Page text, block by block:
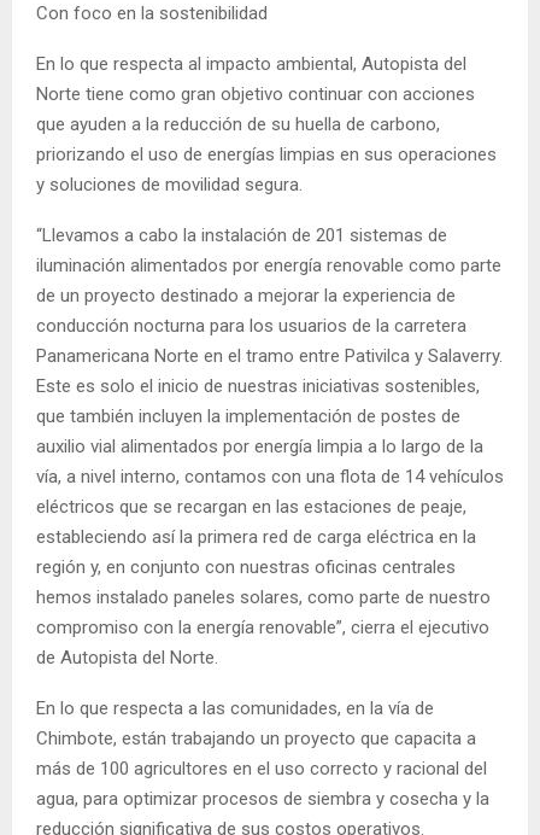
Con foco en la sostenibilidad
En lo que respecta al impacto ambiental, Autopista del
Norte tiene como gran objetivo continuar con acciones
que ayuden a la reducción de su huella de carbono,
priorizando el uso de energías limpias en sus operaciones
y soluciones de movilidad segura.
“Llevamos a cabo la instalación de 201 sistemas de
iluminación alimentados por energía renovable como parte
de un proyecto destinado a mejorar la experiencia de
conducción nocturna para los usuarios de la carretera
Panamericana Norte en el tramo entre Pativilca y Salaverry.
Este es solo el inicio de nuestras iniciativas sostenibles,
que también incluyen la implementación de postes de
auxilio vial alimentados por energía limpia a lo largo de la
vía, a nivel interno, contamos con una flota de 14 vehículos
eléctricos que se recargan en las estaciones de peaje,
estableciendo así la primera red de carga eléctrica en la
región y, en conjunto con nuestras oficinas centrales
hemos instalado paneles solares, como parte de nuestro
compromiso con la energía renovable”, cierra el ejecutivo
de Autopista del Norte.
En lo que respecta a las comunidades, en la vía de
Chimbote, están trabajando un proyecto que capacita a
más de 100 agricultores en el uso correcto y racional del
agua, para optimizar procesos de siembra y cosecha y la
reducción significativa de sus costos operativos.